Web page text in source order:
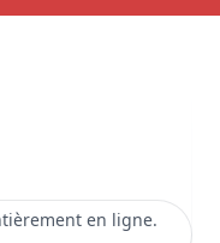
en ligne.